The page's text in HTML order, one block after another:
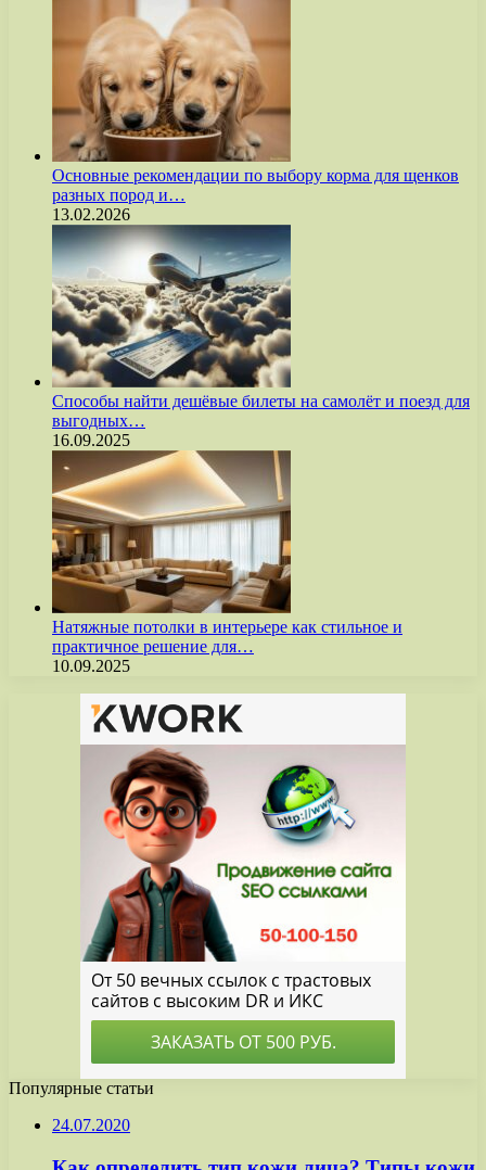
Основные рекомендации по выбору корма для щенков
разных пород и…
13.02.2026
Способы найти дешёвые билеты на самолёт и поезд для
выгодных…
16.09.2025
Натяжные потолки в интерьере как стильное и
практичное решение для…
10.09.2025
Популярные статьи
24.07.2020